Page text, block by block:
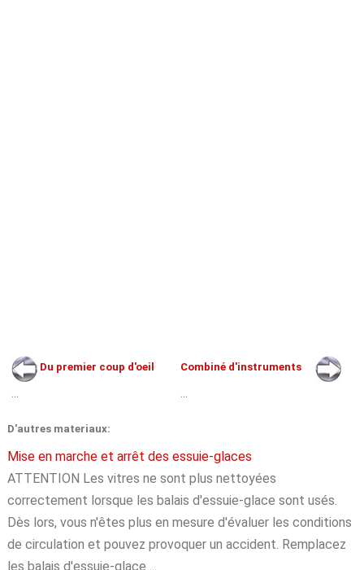
Du premier coup d'oeil Combiné d'instruments
D'autres materiaux:
Mise en marche et arrêt des essuie-glaces
ATTENTION Les vitres ne sont plus nettoyées
correctement lorsque les balais d'essuie-glace sont usés.
Dès lors, vous n'êtes plus en mesure d'évaluer les conditions
de circulation et pouvez provoquer un accident. Remplacez
les balais d'essuie-glace ...